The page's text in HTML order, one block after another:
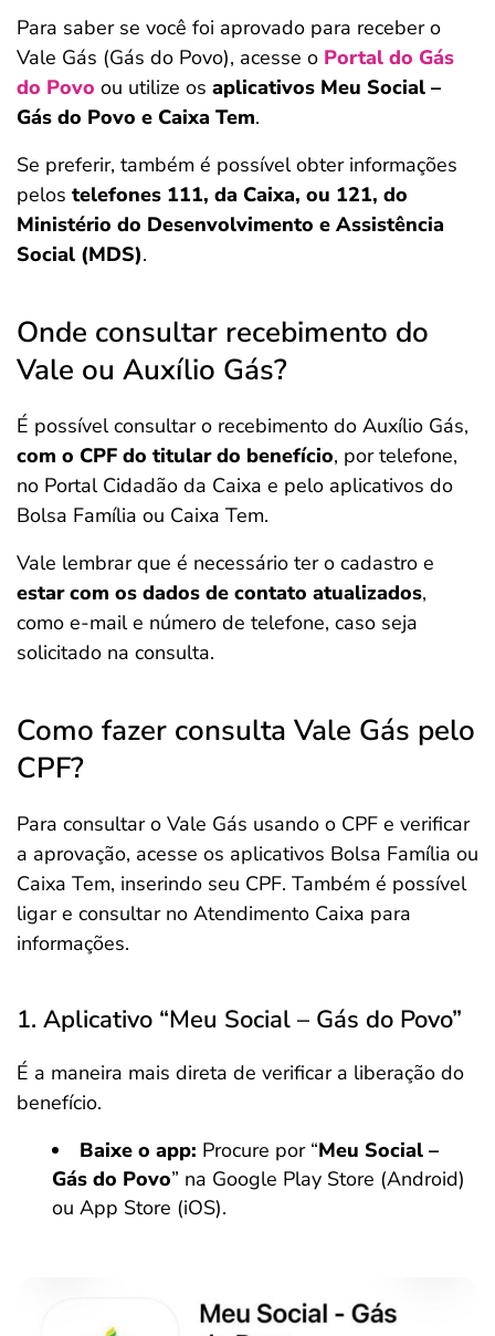
Para saber se você foi aprovado para receber o
Vale Gás (Gás do Povo), acesse o Portal do Gás
do Povo ou utilize os aplicativos Meu Social –
Gás do Povo e Caixa Tem.
Se preferir, também é possível obter informações
pelos telefones 111, da Caixa, ou 121, do
Ministério do Desenvolvimento e Assistência
Social (MDS).
Onde consultar recebimento do
Vale ou Auxílio Gás?
É possível consultar o recebimento do Auxílio Gás,
com o CPF do titular do benefício, por telefone,
no Portal Cidadão da Caixa e pelo aplicativos do
Bolsa Família ou Caixa Tem.
Vale lembrar que é necessário ter o cadastro e
estar com os dados de contato atualizados,
como e-mail e número de telefone, caso seja
solicitado na consulta.
Como fazer consulta Vale Gás pelo
CPF?
Para consultar o Vale Gás usando o CPF e verificar
a aprovação, acesse os aplicativos Bolsa Família ou
Caixa Tem, inserindo seu CPF. Também é possível
ligar e consultar no Atendimento Caixa para
informações.
1. Aplicativo “Meu Social – Gás do Povo”
É a maneira mais direta de verificar a liberação do
benefício.
Baixe o app: Procure por “Meu Social –
Gás do Povo” na Google Play Store (Android)
ou App Store (iOS).